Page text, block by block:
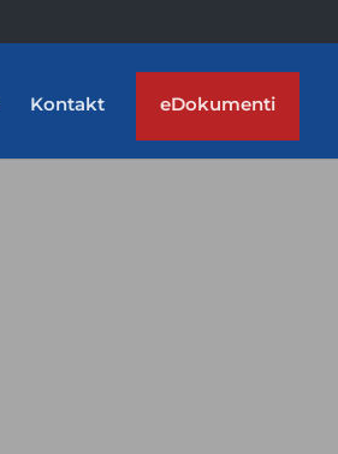
Kontakt eDokumenti